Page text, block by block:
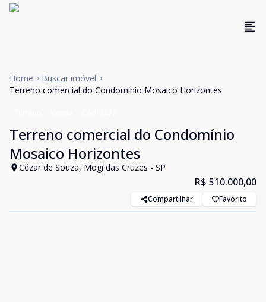
Home
Buscar imóvel
Terreno comercial do Condomínio Mosaico Horizontes
Terreno comercial do Condomínio
Mosaico Horizontes
Cézar de Souza, Mogi das Cruzes - SP
R$ 510.000,00
Compartilhar Favorito